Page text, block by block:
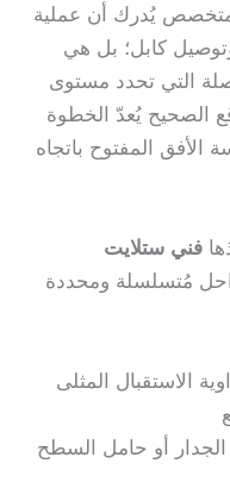
يُدرك أن عملية
كابل؛ بل هي
التي تحدد مستوى
الصحيح يُعدّ الخطوة
الأفق المفتوح باتجاه
فني ستلايت
مُتسلسلة ومحددة
الاستقبال المثلى
أو حامل السطح